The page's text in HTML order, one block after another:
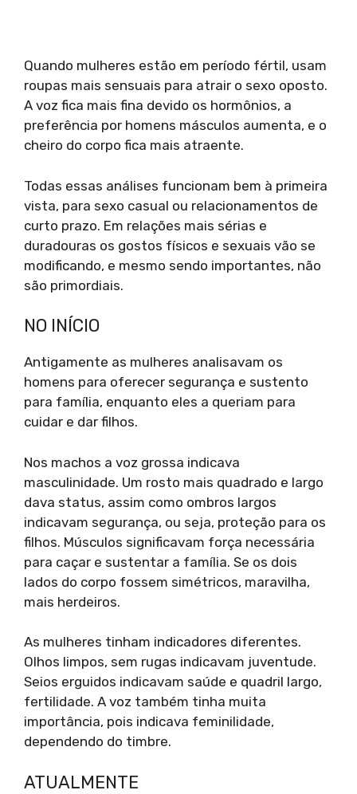
Quando mulheres estão em período fértil, usam
roupas mais sensuais para atrair o sexo oposto.
A voz fica mais fina devido os hormônios, a
preferência por homens másculos aumenta, e o
cheiro do corpo fica mais atraente.
Todas essas análises funcionam bem à primeira
vista, para sexo casual ou relacionamentos de
curto prazo. Em relações mais sérias e
duradouras os gostos físicos e sexuais vão se
modificando, e mesmo sendo importantes, não
são primordiais.
NO INÍCIO
Antigamente as mulheres analisavam os
homens para oferecer segurança e sustento
para família, enquanto eles a queriam para
cuidar e dar filhos.
Nos machos a voz grossa indicava
masculinidade. Um rosto mais quadrado e largo
dava status, assim como ombros largos
indicavam segurança, ou seja, proteção para os
filhos. Músculos significavam força necessária
para caçar e sustentar a família. Se os dois
lados do corpo fossem simétricos, maravilha,
mais herdeiros.
As mulheres tinham indicadores diferentes.
Olhos limpos, sem rugas indicavam juventude.
Seios erguidos indicavam saúde e quadril largo,
fertilidade. A voz também tinha muita
importância, pois indicava feminilidade,
dependendo do timbre.
ATUALMENTE